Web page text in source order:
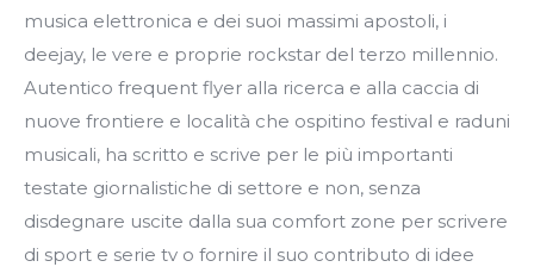
musica elettronica e dei suoi massimi apostoli, i
deejay, le vere e proprie rockstar del terzo millennio.
Autentico frequent flyer alla ricerca e alla caccia di
nuove frontiere e località che ospitino festival e raduni
musicali, ha scritto e scrive per le più importanti
testate giornalistiche di settore e non, senza
disdegnare uscite dalla sua comfort zone per scrivere
di sport e serie tv o fornire il suo contributo di idee